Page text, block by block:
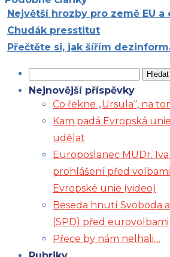
Největší hrozby pro země EU a
Chudák presstitut
Přečtěte si, jak šířím
Nejnovější příspěvky
Co řekne „Ursula“, na
Kam padá Evropská
udělat
Europoslanec MUDr.
prohlášení před
Evropské unie (video)
Beseda hnutí Svoboda
(SPD) před eurovolbami
Přece by nám nelhali…